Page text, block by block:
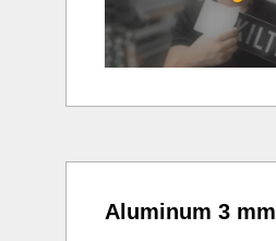
Aluminum 3 mm